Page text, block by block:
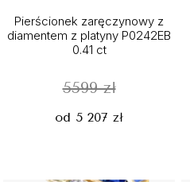
Pierścionek zaręczynowy z
diamentem z platyny P0242EB
0.41 ct
5599 zł
od 5 207 zł